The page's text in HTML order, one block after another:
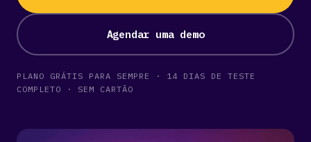
Agendar uma demo
PLANO GRÁTIS PARA SEMPRE · 14 DIAS DE TESTE
COMPLETO · SEM CARTÃO